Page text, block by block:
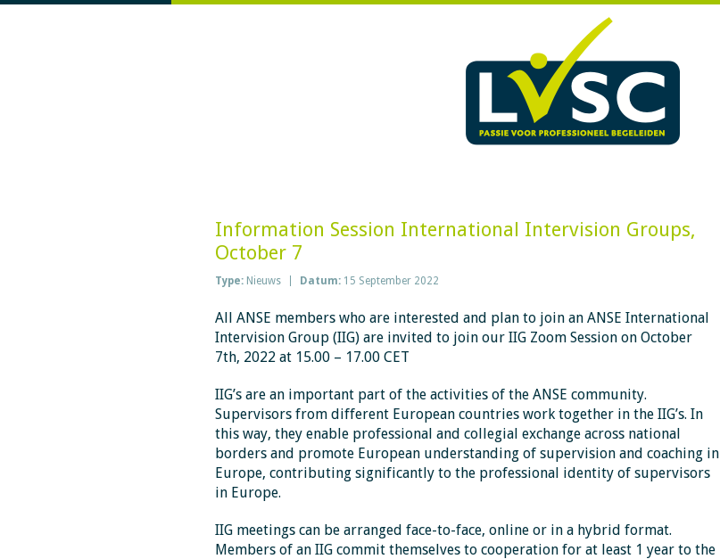
Information Session International Intervision Groups,
October 7
Type: Nieuws Datum: 15 September 2022
All ANSE members who are interested and plan to join an ANSE International
Intervision Group (IIG) are invited to join our IIG Zoom Session on October
7th, 2022 at 15.00 – 17.00 CET
IIG’s are an important part of the activities of the ANSE community.
Supervisors from different European countries work together in the IIG’s. In
this way, they enable professional and collegial exchange across national
borders and promote European understanding of supervision and coaching in
Europe, contributing significantly to the professional identity of supervisors
in Europe.
IIG meetings can be arranged face-to-face, online or in a hybrid format.
Members of an IIG commit themselves to cooperation for at least 1 year to the